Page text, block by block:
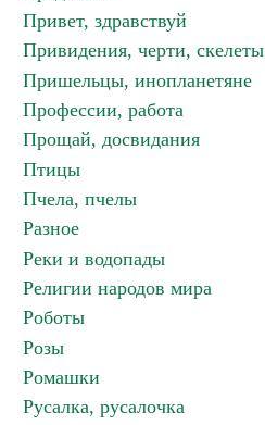
Привет, здравствуй
Привидения, черти, скелеты
Пришельцы, инопланетяне
Профессии, работа
Прощай, досвидания
Птицы
Пчела, пчелы
Разное
Реки и водопады
Религии народов мира
Роботы
Розы
Ромашки
Русалка, русалочка